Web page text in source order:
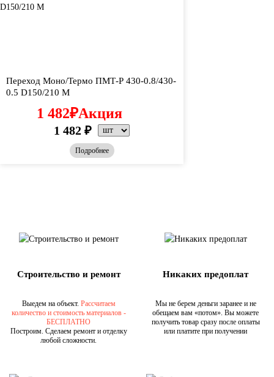
Переход Моно/Термо ПМТ-Р 430-0.8/430-
0.5 D150/210 М
1 482₽Акция
1 482 ₽
Подробнее
Строительство и ремонт
Выедем на объект. Рассчитаем
количество и стоимость материалов -
БЕСПЛАТНО
Построим. Сделаем ремонт и отделку
любой сложности.
Никаких предоплат
Мы не берем деньги заранее и не
обещаем вам «потом». Вы можете
получить товар сразу после оплаты
или платите при получении